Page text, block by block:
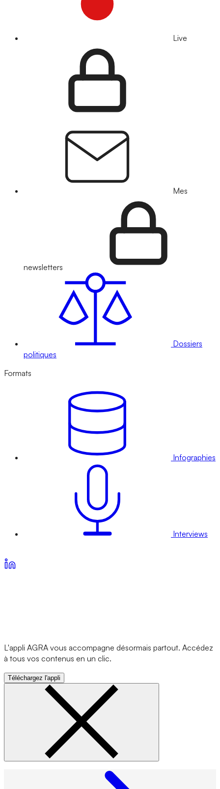
Live
Mes
newsletters
Dossiers
politiques
Formats
Infographies
Interviews
L'appli AGRA vous accompagne désormais partout. Accédez
à tous vos contenus en un clic.
Téléchargez l'appli